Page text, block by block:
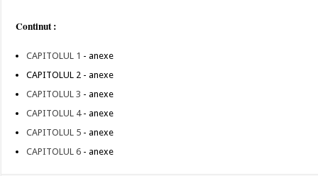
Continut :
CAPITOLUL 1 - anexe
CAPITOLUL 2 - anexe
CAPITOLUL 3 - anexe
CAPITOLUL 4- anexe
CAPITOLUL 5 - anexe
CAPITOLUL 6 - anexe